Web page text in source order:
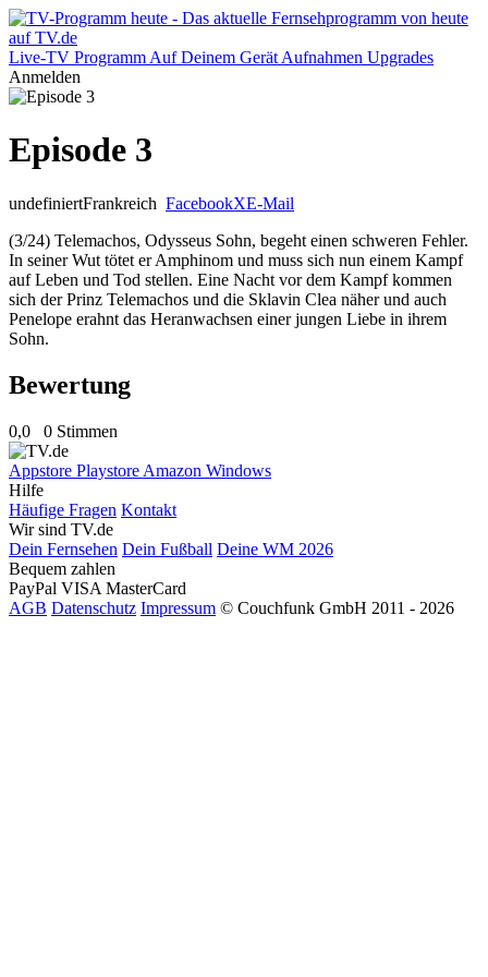
Live-TV Programm Auf Deinem Gerät Aufnahmen Upgrades
Anmelden
Episode 3
undefiniertFrankreich FacebookXE-Mail
(3/24) Telemachos, Odysseus Sohn, begeht einen schweren Fehler.
In seiner Wut tötet er Amphinom und muss sich nun einem Kampf
auf Leben und Tod stellen. Eine Nacht vor dem Kampf kommen
sich der Prinz Telemachos und die Sklavin Clea näher und auch
Penelope erahnt das Heranwachsen einer jungen Liebe in ihrem
Sohn.
Bewertung
0,0 0 Stimmen
Appstore Playstore Amazon Windows
Hilfe
Häufige Fragen Kontakt
Wir sind TV.de
Dein Fernsehen Dein Fußball Deine WM 2026
Bequem zahlen
PayPal VISA MasterCard
AGB Datenschutz Impressum © Couchfunk GmbH 2011 - 2026